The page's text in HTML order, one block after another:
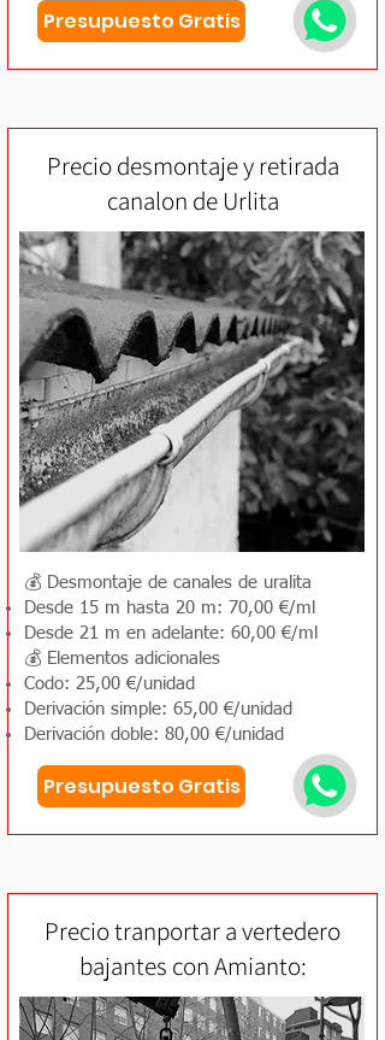
Presupuesto Gratis
Precio desmontaje y retirada
canalon de Urlita
💰 Desmontaje de canales de uralita
Desde 15 m hasta 20 m: 70,00 €/ml
Desde 21 m en adelante: 60,00 €/ml
💰 Elementos adicionales
Codo: 25,00 €/unidad
Derivación simple: 65,00 €/unidad
Derivación doble: 80,00 €/unidad
Presupuesto Gratis
Precio tranportar a vertedero
bajantes con Amianto: